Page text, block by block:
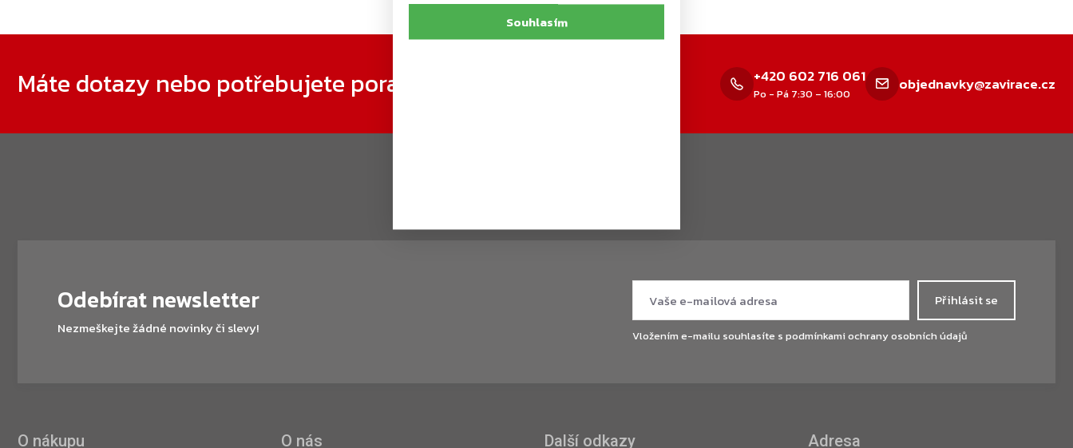
Souhlasím
Máte dotazy nebo potřebujete poradit s výběrem?
+420 602 716 061
Po - Pá 7:30 – 16:00 objednavky@zavirace.cz
Odebírat newsletter
Nezmeškejte žádné novinky či slevy!
Přihlásit se
Vložením e-mailu souhlasíte s podmínkami ochrany osobních údajů
O nákupu O nás Další odkazy Adresa